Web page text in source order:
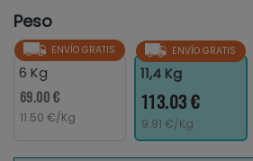
Peso
ENVÍO GRATIS
6 Kg
69.00 €
11.50 €/Kg
ENVÍO GRATIS
11,4 Kg
113.03 €
9.91 €/Kg